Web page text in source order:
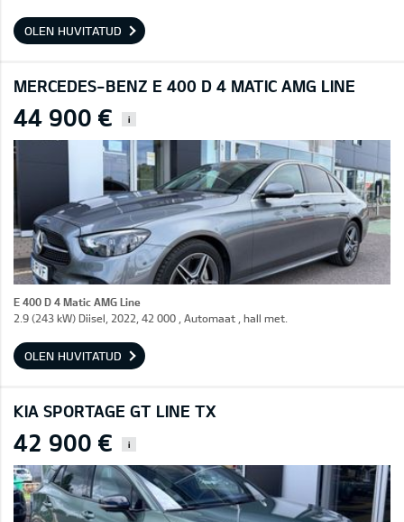
OLEN HUVITATUD
MERCEDES-BENZ E 400 D 4 MATIC AMG LINE
44 900 € i
E 400 D 4 Matic AMG Line
2.9 (243 kW) Diisel, 2022, 42 000 , Automaat , hall met.
OLEN HUVITATUD
KIA SPORTAGE GT LINE TX
42 900 € i